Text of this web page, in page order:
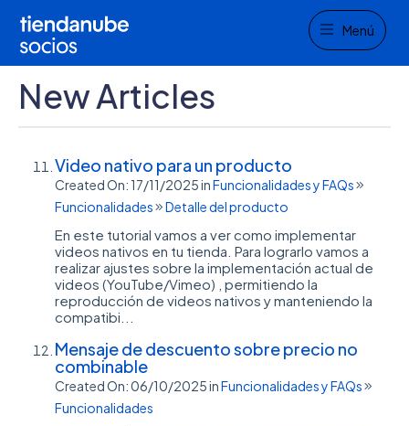
Menu
Menú
New Articles
Video nativo para un producto
Created On: 17/11/2025inFuncionalidades y FAQs
Funcionalidades
Detalle del producto
En este tutorial vamos a ver como implementar
videos nativos en tu tienda. Para lograrlo vamos a
realizar ajustes sobre la implementación actual de
videos (YouTube/Vimeo) , permitiendo la
reproducción de videos nativos y manteniendo la
compatibi...
Mensaje de descuento sobre precio no
combinable
Created On: 06/10/2025inFuncionalidades y FAQs
Funcionalidades